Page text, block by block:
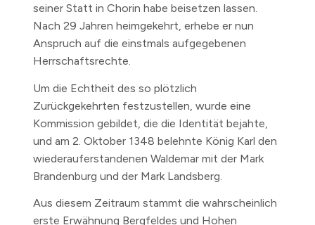
seiner Statt in Chorin habe beisetzen lassen.
Nach 29 Jahren heimgekehrt, erhebe er nun
Anspruch auf die einstmals aufgegebenen
Herrschaftsrechte.
Um die Echtheit des so plötzlich
Zurückgekehrten festzustellen, wurde eine
Kommission gebildet, die die Identität bejahte,
und am 2. Oktober 1348 belehnte König Karl den
wiederauferstandenen Waldemar mit der Mark
Brandenburg und der Mark Landsberg.
Aus diesem Zeitraum stammt die wahrscheinlich
erste Erwähnung Bergfeldes und Hohen